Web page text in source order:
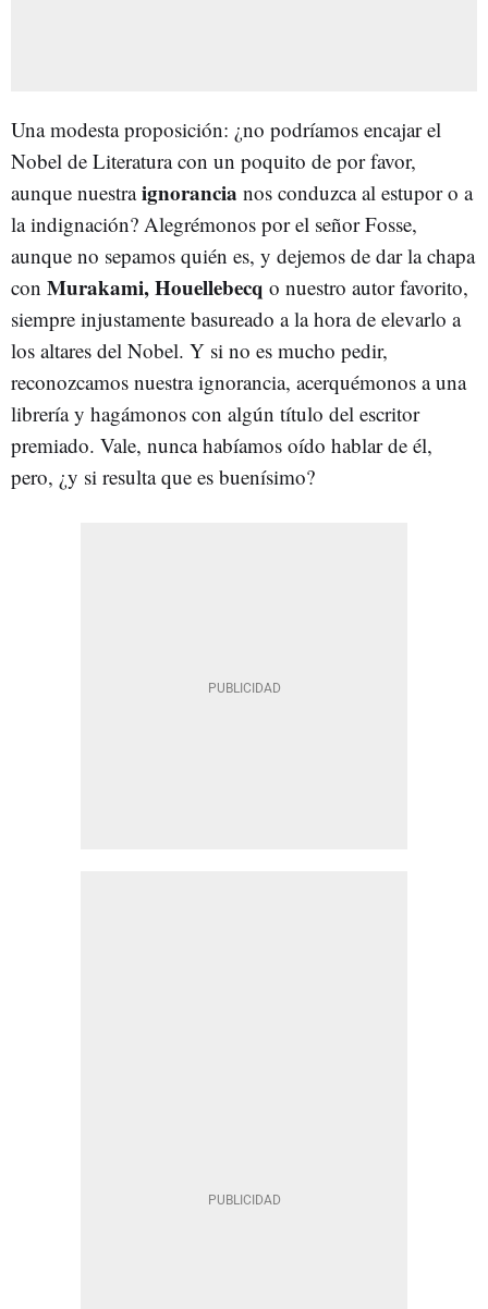
Una modesta proposición: ¿no podríamos encajar el
Nobel de Literatura con un poquito de por favor,
aunque nuestraignorancia nos conduzca al estupor o a
la indignación? Alegrémonos por el señor Fosse,
aunque no sepamos quién es, y dejemos de dar la chapa
con Murakami, Houellebecq o nuestro autor favorito,
siempre injustamente basureado a la hora de elevarlo a
los altares del Nobel. Y si no es mucho pedir,
reconozcamos nuestra ignorancia, acerquémonos a una
librería y hagámonos con algún título del escritor
premiado. Vale, nunca habíamos oído hablar de él,
pero, ¿y si resulta que es buenísimo?